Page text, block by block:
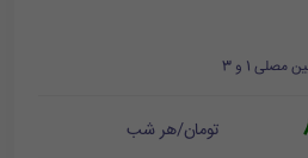
1 و 3
تومان/هر شب